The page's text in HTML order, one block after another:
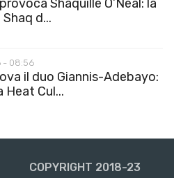
Shaquille O’Neal: la
d...
- 08:56
il duo Giannis-Adebayo:
Heat Cul...
COPYRIGHT 2018-23